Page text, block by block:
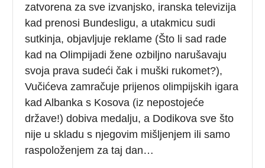
zatvorena za sve izvanjsko, iranska televizija
kad prenosi Bundesligu, a utakmicu sudi
sutkinja, objavljuje reklame (Što li sad rade
kad na Olimpijadi žene ozbiljno narušavaju
svoja prava sudeći čak i muški rukomet?),
Vučićeva zamračuje prijenos olimpijskih igara
kad Albanka s Kosova (iz nepostojeće
države!) dobiva medalju, a Dodikova sve što
nije u skladu s njegovim mišljenjem ili samo
raspoloženjem za taj dan…